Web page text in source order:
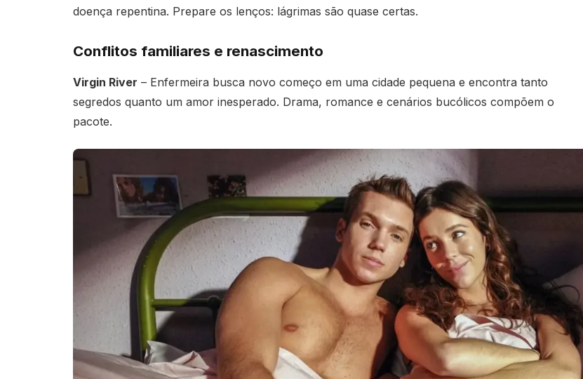
doença repentina. Prepare os lenços: lágrimas são quase certas.
Conflitos familiares e renascimento
Virgin River – Enfermeira busca novo começo em uma cidade pequena e encontra tanto
segredos quanto um amor inesperado. Drama, romance e cenários bucólicos compõem o
pacote.